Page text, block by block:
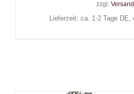
zzgl. Versand
Lieferzeit: ca. 1-2 Tage DE,